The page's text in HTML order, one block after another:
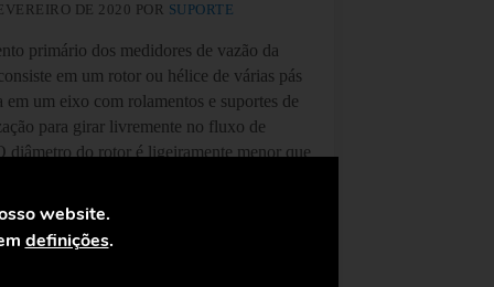
DE 2020 POR SUPORTE
primário dos medidores de vazão da
em um rotor ou hélice de várias pás
em um eixo com rolamentos e suportes de
para girar livremente no fluxo de
diâmetro do rotor é ligeiramente menor que
website.
definições.